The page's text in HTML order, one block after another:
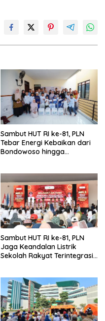
Sambut HUT RI ke-81, PLN
Tebar Energi Kebaikan dari
Bondowoso hingga
Sambut HUT RI ke-81, PLN
Jaga Keandalan Listrik
Sekolah Rakyat Terintegrasi 1